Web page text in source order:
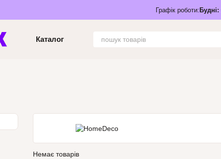
Графік роботи:Будні:
Каталог
Немає товарів